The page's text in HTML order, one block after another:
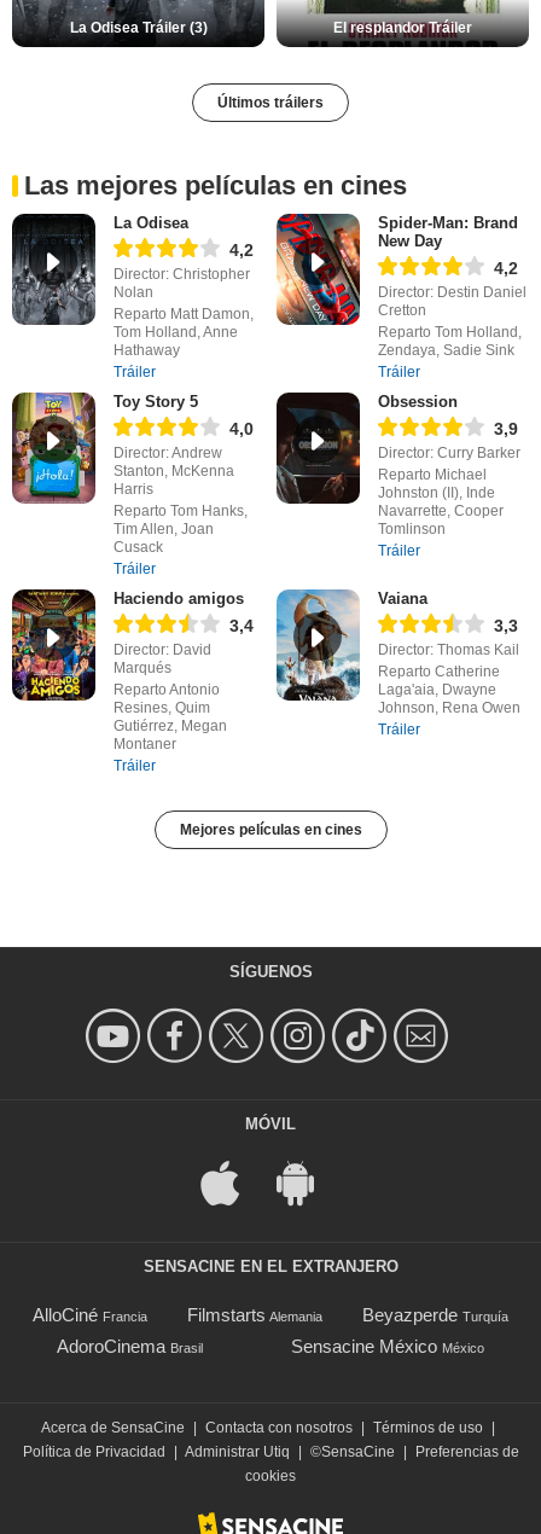
La Odisea Tráiler (3) El resplandor Tráiler
Últimos tráilers
Las mejores películas en cines
La Odisea
4,2
Director: Christopher
Nolan
Reparto Matt Damon,
Tom Holland, Anne
Hathaway
Tráiler
Spider-Man: Brand
New Day
4,2
Director: Destin Daniel
Cretton
Reparto Tom Holland,
Zendaya, Sadie Sink
Tráiler
Toy Story 5
4,0
Director: Andrew
Stanton, McKenna
Harris
Reparto Tom Hanks,
Tim Allen, Joan
Cusack
Tráiler
Obsession
3,9
Director: Curry Barker
Reparto Michael
Johnston (II), Inde
Navarrette, Cooper
Tomlinson
Tráiler
Haciendo amigos
3,4
Director: David
Marqués
Reparto Antonio
Resines, Quim
Gutiérrez, Megan
Montaner
Tráiler
Vaiana
3,3
Director: Thomas Kail
Reparto Catherine
Laga'aia, Dwayne
Johnson, Rena Owen
Tráiler
Mejores películas en cines
SÍGUENOS
MÓVIL
SENSACINE EN EL EXTRANJERO
AlloCiné Francia Filmstarts Alemania Beyazperde Turquía
AdoroCinema Brasil Sensacine México México
Acerca de SensaCine Contacta con nosotros Términos de uso
Política de Privacidad
Administrar Utiq ©SensaCine
Preferencias de
cookies